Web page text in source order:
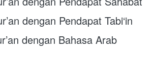
dengan Pendapat Tabi‘in
dengan Bahasa Arab